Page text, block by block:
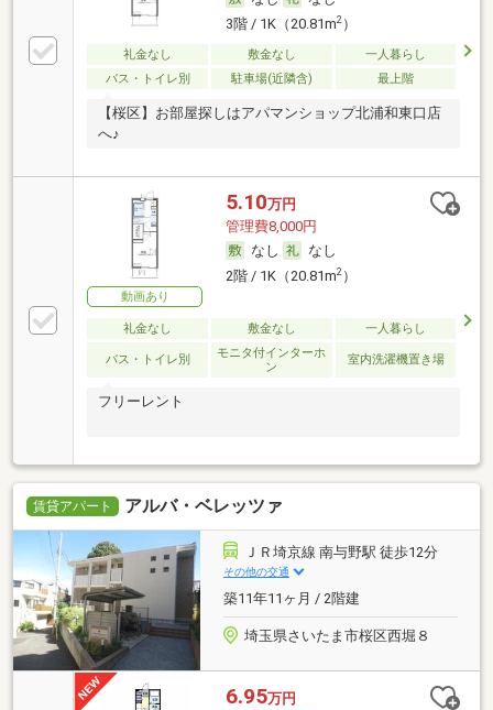
3階 / 1K（20.81m2）
礼金なし 敷金なし
一人暮らし
バス・トイレ別
駐車場(近隣含) 最上階
【桜区】お部屋探しはアパマンショップ北浦和東口店
へ♪
動画あり
5.10万円
管理費8,000円
なし
なし
2階 / 1K（20.81m2）
礼金なし 敷金なし 一人暮らし
バス・トイレ別
モニタ付インターホ
ン
室内洗濯機置き場
フリーレント
賃貸アパート アルバ・ベレッツァ
ＪＲ埼京線 南与野駅 徒歩12分
その他の交通
築11年11ヶ月 / 2階建
埼玉県さいたま市桜区西堀８
6.95万円